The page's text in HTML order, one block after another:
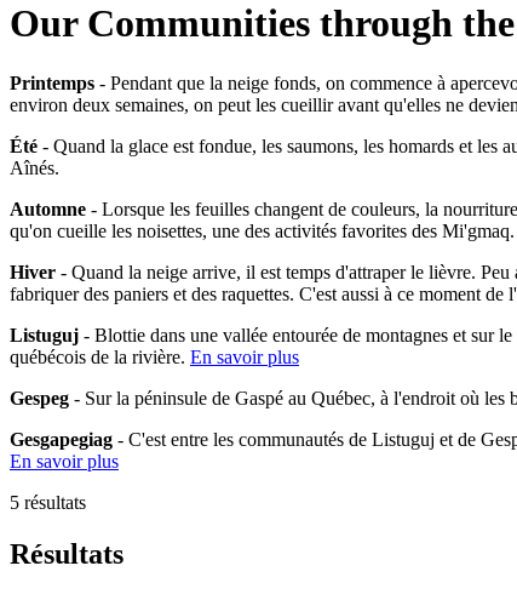
Our Communities through the
Printemps - Pendant que la neige fonds, on commence à
environ deux semaines, on peut les cueillir avant qu'elles ne
Été - Quand la glace est fondue, les saumons, les homards et les
Aînés.
Automne - Lorsque les feuilles changent de couleurs, la
qu'on cueille les noisettes, une des activités favorites des Mi'gmaq.
Hiver - Quand la neige arrive, il est temps d'attraper le lièvre.
fabriquer des paniers et des raquettes. C'est aussi à ce moment
Listuguj - Blottie dans une vallée entourée de montagnes et sur
québécois de la rivière. En savoir plus
Gespeg - Sur la péninsule de Gaspé au Québec, à l'endroit où les
Gesgapegiag - C'est entre les communautés de Listuguj et de
En savoir plus
5 résultats
Résultats